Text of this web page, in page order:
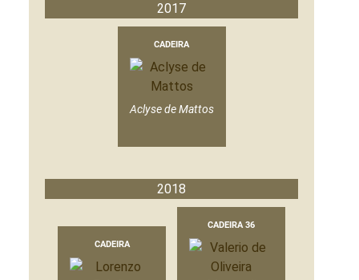
2017
CADEIRA
Aclyse de Mattos
2018
CADEIRA
CADEIRA 36